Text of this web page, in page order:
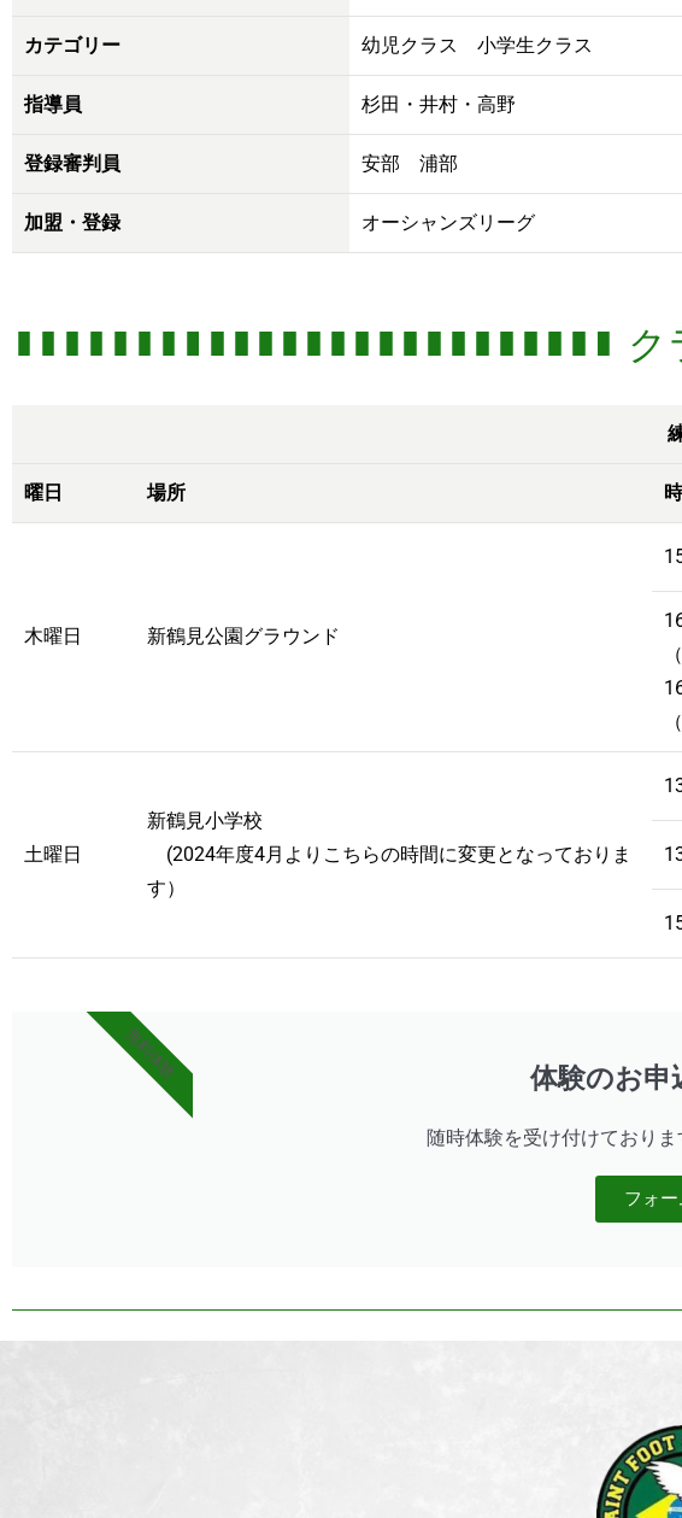
カテゴリー 幼児クラス 小学生クラス
指導員 杉田・井村・高野
登録審判員 安部 浦部
加盟・登録 オーシャンズリーグ
ク
曜日 場所
木曜日 新鶴見公園グラウンド
土曜日
新鶴見小学校
(2024年度4月よりこちらの時間に変更となっておりま
す）
体験のお申
随時体験を受け付けており
フォ
無料体験